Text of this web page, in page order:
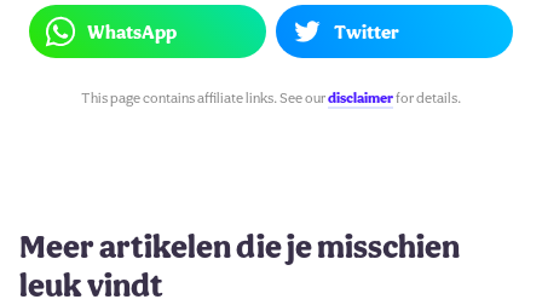
WhatsApp Twitter
This page contains affiliate links. See ourdisclaimerfor details.
Meer artikelen die je misschien
leuk vindt